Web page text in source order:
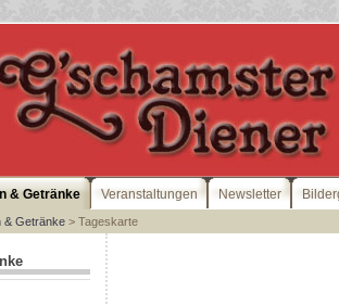
& Getränke Veranstaltungen Newsletter
& Getränke> Tageskarte